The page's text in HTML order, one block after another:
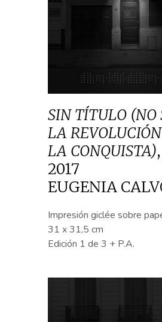
SIN TÍTULO (NO
LA
LA CONQUISTA),
2017
EUGENIA
Impresión giclée sobre
31 x 31,5 cm
Edición 1 de 3 + P.A.